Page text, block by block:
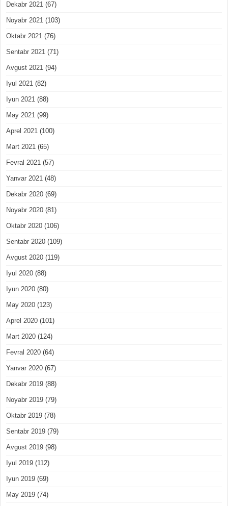
Dekabr 2021 (67)
Noyabr 2021 (103)
Oktabr 2021 (76)
Sentabr 2021 (71)
Avgust 2021 (94)
Iyul 2021 (82)
Iyun 2021 (88)
May 2021 (99)
Aprel 2021 (100)
Mart 2021 (65)
Fevral 2021 (57)
Yanvar 2021 (48)
Dekabr 2020 (69)
Noyabr 2020 (81)
Oktabr 2020 (106)
Sentabr 2020 (109)
Avgust 2020 (119)
Iyul 2020 (88)
Iyun 2020 (80)
May 2020 (123)
Aprel 2020 (101)
Mart 2020 (124)
Fevral 2020 (64)
Yanvar 2020 (67)
Dekabr 2019 (88)
Noyabr 2019 (79)
Oktabr 2019 (78)
Sentabr 2019 (79)
Avgust 2019 (98)
Iyul 2019 (112)
Iyun 2019 (69)
May 2019 (74)